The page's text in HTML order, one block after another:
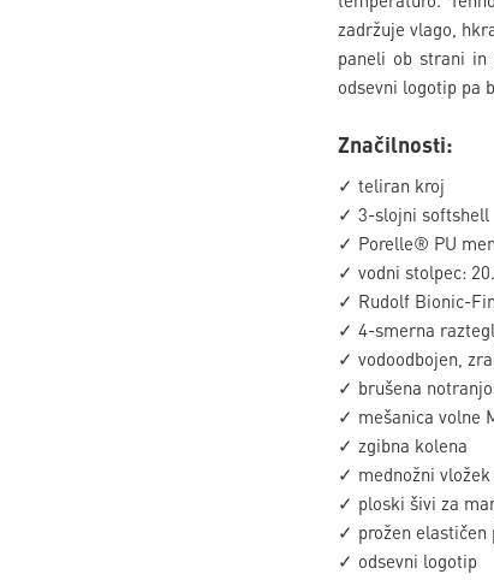
zadržuje vlago,
paneli ob strani in
odsevni logotip pa
Značilnosti:
✓ teliran kroj
✓ 3-slojni softshell
✓ Porelle® PU
✓ vodni stolpec:
✓ Rudolf Bionic-
✓ 4-smerna
✓ vodoodbojen,
✓ brušena
✓ mešanica volne
✓ zgibna kolena
✓ mednožni
✓ ploski šivi za
✓ prožen elastičen
✓ odsevni logotip